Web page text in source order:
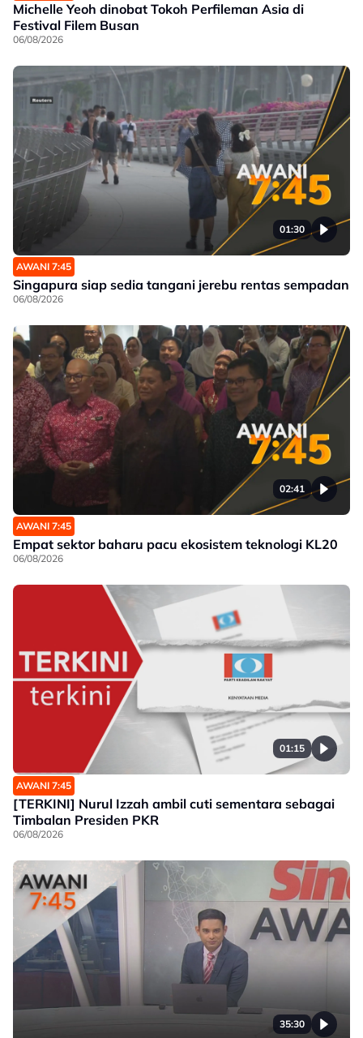
Michelle Yeoh dinobat Tokoh Perfileman Asia di
Festival Filem Busan
06/08/2026
01:30
AWANI 7:45
Singapura siap sedia tangani jerebu rentas sempadan
06/08/2026
02:41
AWANI 7:45
Empat sektor baharu pacu ekosistem teknologi KL20
06/08/2026
01:15
AWANI 7:45
[TERKINI] Nurul Izzah ambil cuti sementara sebagai
Timbalan Presiden PKR
06/08/2026
35:30